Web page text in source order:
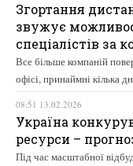
Згортання
звужує
спеціалістів за
Все більше компаній
офісі, принаймні кілька
08:51 13.02.2026
Україна
ресурси –
Під час масштабної